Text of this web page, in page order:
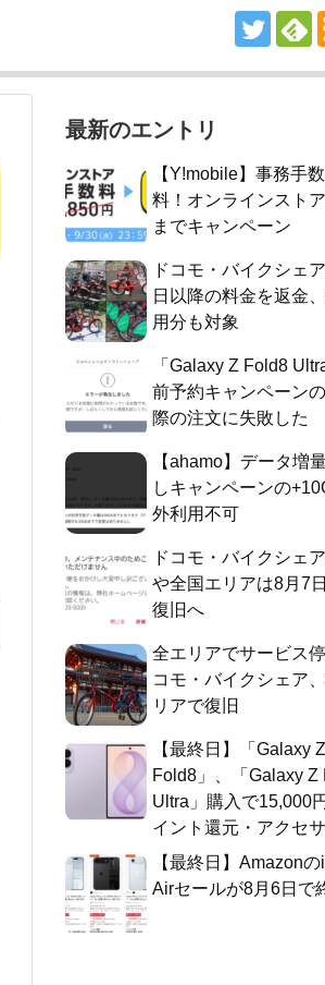
最新のエントリ
【Y!mobile】事務手
料！オンラインスト
までキャンペーン
ドコモ・バイクシェ
日以降の料金を返金
用分も対象
「Galaxy Z Fold8
前予約キャンペーン
際の注文に失敗した
【ahamo】データ増
しキャンペーンの
外利用不可
ドコモ・バイクシェ
や全国エリアは8月7
復旧へ
全エリアでサービス
コモ・バイクシェア
リアで復旧
【最終日】「Galaxy Z
Fold8」、「Galaxy Z
Ultra」購入で15,000
イント還元・アクセサ
【最終日】Amazon
Airセールが8月6日で